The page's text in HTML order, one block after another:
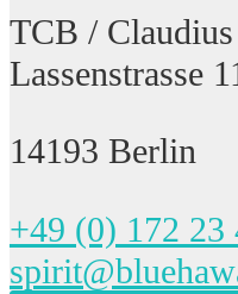
TCB /
Lassenstrasse
14193 Berlin
+49 (0) 172 23